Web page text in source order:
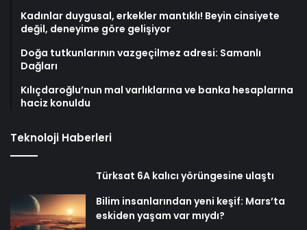
Kadınlar duygusal, erkekler mantıklı! Beyin cinsiyete
değil, deneyime göre gelişiyor
Doğa tutkunlarının vazgeçilmez adresi: Samanlı
Dağları
Kılıçdaroğlu’nun mal varlıklarına ve banka hesaplarına
haciz konuldu
Teknoloji Haberleri
Türksat 6A kalıcı yörüngesine ulaştı
Bilim insanlarından yeni keşif: Mars’ta
eskiden yaşam var mıydı?